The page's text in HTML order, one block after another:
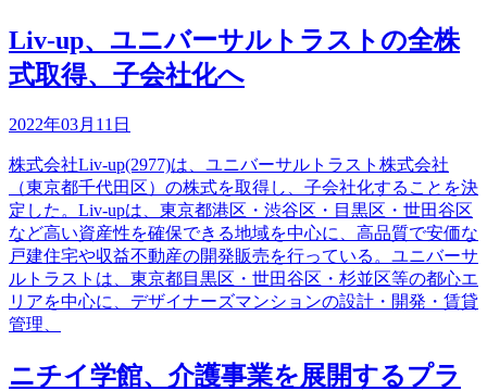
Liv-up、ユニバーサルトラストの全株
式取得、子会社化へ
2022年03月11日
株式会社Liv-up(2977)は、ユニバーサルトラスト株式会社
（東京都千代田区）の株式を取得し、子会社化することを決
定した。Liv-upは、東京都港区・渋谷区・目黒区・世田谷区
など高い資産性を確保できる地域を中心に、高品質で安価な
戸建住宅や収益不動産の開発販売を行っている。ユニバーサ
ルトラストは、東京都目黒区・世田谷区・杉並区等の都心エ
リアを中心に、デザイナーズマンションの設計・開発・賃貸
管理、
ニチイ学館、介護事業を展開するプラ